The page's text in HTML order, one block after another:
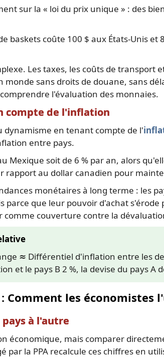
sur la « loi du prix unique » : des
baskets coûte 100 $ aux États-Unis
Les taxes, les coûts de transport
monde sans droits de douane, sans
l'évaluation des monnaies.
compte de l'inflation
dynamisme en tenant compte de l'
entre pays.
Mexique soit de 6 % par an, alors
rapport au dollar canadien pour
monétaires à long terme : les
parce que leur pouvoir d'achat
comme couverture contre la
≈ Différentiel d'inflation entre les
et le pays B 2 %, la devise du pays
: Comment les économistes
à l'autre
économique, mais comparer
par la PPA recalcule ces chiffres en